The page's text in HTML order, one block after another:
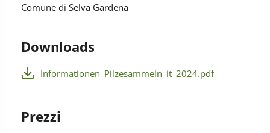
Comune di Selva Gardena
Downloads
Informationen_Pilzesammeln_it_2024.pdf
Prezzi